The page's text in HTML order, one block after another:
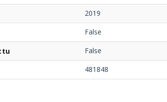
2019
False
False
481848